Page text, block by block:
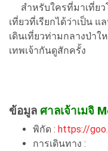
สำหรับใครที่มาเที่ยวโ
เที่ยวที่เรียกได้ว่าเป็น
เดินเที่ยวท่ามกลางป่า
เทพเจ้ากันดูสักครั้ง
ข้อมูล ศาลเจ้าเมจิ
พิกัด : https://
การเดินทาง :